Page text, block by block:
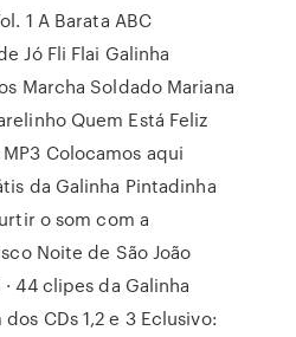
1 A Barata ABC
Jó Fli Flai Galinha
Marcha Soldado Mariana
Quem Está Feliz
Colocamos aqui
da Galinha Pintadinha
o som com a
Noite de São João
44 clipes da Galinha
CDs 1,2 e 3 Eclusivo: